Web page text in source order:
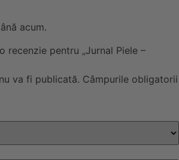
acum.
recenzie pentru „Jurnal Piele –
va fi publicată. Câmpurile obligatorii